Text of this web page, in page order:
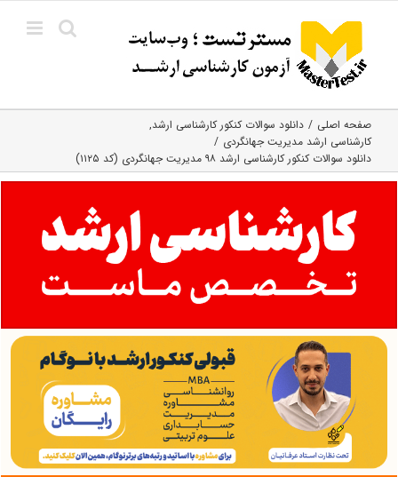
content
صفحه اصلی
دانلود سوالات کنکور کارشناسی ارشد
کارشناسی ارشد مدیریت جهانگردی
دانلود سوالات کنکور کارشناسی ارشد ۹۸ مدیریت جهانگردی (کد ۱۱۲۵)